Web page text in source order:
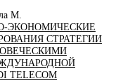
М.
ЭКОНОМИЧЕСКИЕ
СТРАТЕГИИ
TELECOM